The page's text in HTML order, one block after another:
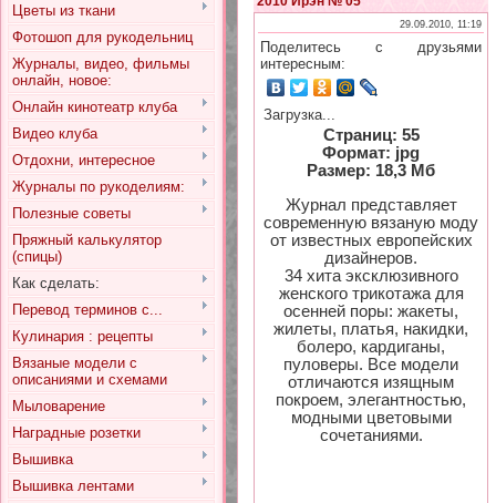
Цветы из ткани
Фотошоп для рукодельниц
Журналы, видео, фильмы
онлайн, новое:
Онлайн кинотеатр клуба
Видео клуба
Отдохни, интересное
Журналы по рукоделиям:
Полезные советы
Пряжный калькулятор
(спицы)
Как сделать:
Перевод терминов с...
Кулинария : рецепты
Вязаные модели с
описаниями и схемами
Мыловарение
Наградные розетки
Вышивка
Вышивка лентами
29.09.2010, 11:19
Поделитесь с друзьями
интересным:
Загрузка...
Страниц: 55
Формат: jpg
Размер: 18,3 Мб
Журнал представляет
современную вязаную моду
от известных европейских
дизайнеров.
34 хита эксклюзивного
женского трикотажа для
осенней поры: жакеты,
жилеты, платья, накидки,
болеро, кардиганы,
пуловеры. Все модели
отличаются изящным
покроем, элегантностью,
модными цветовыми
сочетаниями.